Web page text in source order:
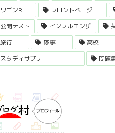
ワゴンR
フロントページ
公開テスト
インフルエンザ
旅行
家事 高校
スタディサプリ
問題